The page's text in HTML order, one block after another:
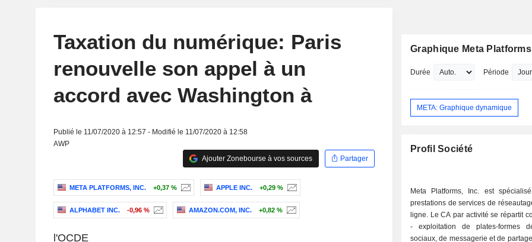
Taxation du numérique: Paris
renouvelle son appel à un
accord avec Washington à
Publié le 11/07/2020 à 12:57 - Modifié le 11/07/2020 à 12:58
AWP
Ajouter Zonebourse à vos sources
Partager
META PLATFORMS, INC. +0,37 % APPLE INC. +0,29 %
ALPHABET INC. -0,96 % AMAZON.COM, INC. +0,82 %
l'OCDE
Graphique Meta
Durée Période
META: Graphique dynamique
Profil Société
Meta Platforms, Inc. est
prestations de services de
ligne. Le CA par activité se répartit
- exploitation de plates-formes
sociaux, de messagerie et de